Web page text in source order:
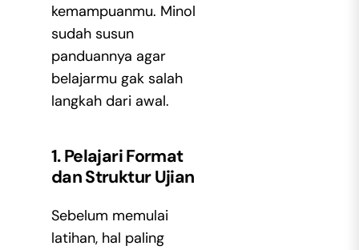
kemampuanmu. Minol
sudah susun
panduannya agar
belajarmu gak salah
langkah dari awal.
1. Pelajari Format
dan Struktur Ujian
Sebelum memulai
latihan, hal paling